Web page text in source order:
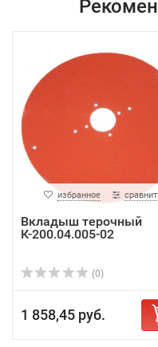
избранное
Вкладыш терочный
К-200.04.005-02
(0)
1 858,45 руб.